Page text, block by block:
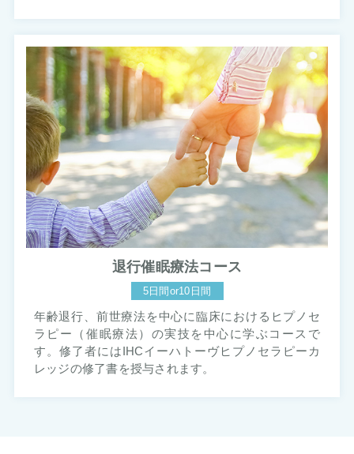
退行催眠療法コース
5日間or10日間
年齢退行、前世療法を中心に臨床におけるヒプノセ
ラピー（催眠療法）の実技を中心に学ぶコースで
す。修了者にはIHCイーハトーヴヒプノセラピーカ
レッジの修了書を授与されます。